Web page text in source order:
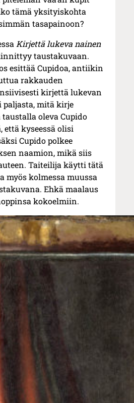
tämä yksityiskohta
tasapainoon?
Kirjettä lukeva nainen
taustakuvaan.
esittää Cupidoa, antiikin
rakkauden
kirjettä lukevan
paljasta, mitä kirje
oleva Cupido
että kyseessä olisi
Cupido polkee
naamion, mikä siis
Taiteilija käytti tätä
myös kolmessa muussa
Ehkä maalaus
kokoelmiin.